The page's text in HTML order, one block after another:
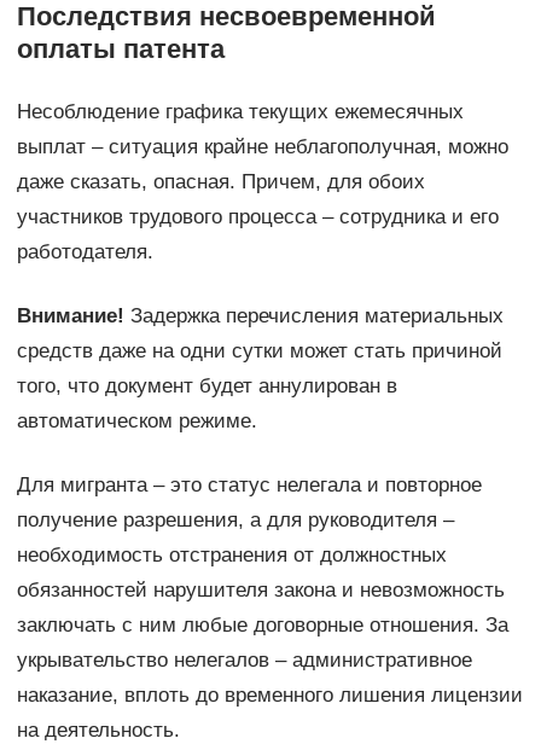
Последствия несвоевременной
оплаты патента
Несоблюдение графика текущих ежемесячных
выплат – ситуация крайне неблагополучная, можно
даже сказать, опасная. Причем, для обоих
участников трудового процесса – сотрудника и его
работодателя.
Внимание! Задержка перечисления материальных
средств даже на одни сутки может стать причиной
того, что документ будет аннулирован в
автоматическом режиме.
Для мигранта – это статус нелегала и повторное
получение разрешения, а для руководителя –
необходимость отстранения от должностных
обязанностей нарушителя закона и невозможность
заключать с ним любые договорные отношения. За
укрывательство нелегалов – административное
наказание, вплоть до временного лишения лицензии
на деятельность.